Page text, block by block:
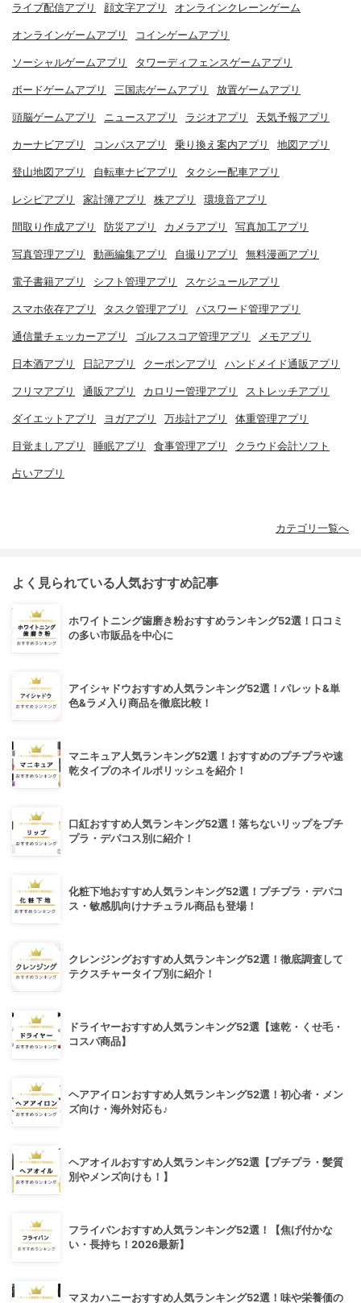
ライブ配信アプリ 顔文字アプリ オンラインクレーンゲーム
オンラインゲームアプリ コインゲームアプリ
ソーシャルゲームアプリ タワーディフェンスゲームアプリ
ボードゲームアプリ 三国志ゲームアプリ 放置ゲームアプリ
頭脳ゲームアプリ ニュースアプリ ラジオアプリ 天気予報アプリ
カーナビアプリ コンパスアプリ 乗り換え案内アプリ 地図アプリ
登山地図アプリ 自転車ナビアプリ タクシー配車アプリ
レシピアプリ 家計簿アプリ 株アプリ 環境音アプリ
間取り作成アプリ 防災アプリ カメラアプリ 写真加工アプリ
写真管理アプリ 動画編集アプリ 自撮りアプリ 無料漫画アプリ
電子書籍アプリ シフト管理アプリ スケジュールアプリ
スマホ依存アプリ タスク管理アプリ パスワード管理アプリ
通信量チェッカーアプリ ゴルフスコア管理アプリ メモアプリ
日本酒アプリ 日記アプリ クーポンアプリ ハンドメイド通販アプリ
フリマアプリ 通販アプリ カロリー管理アプリ ストレッチアプリ
ダイエットアプリ ヨガアプリ 万歩計アプリ 体重管理アプリ
目覚ましアプリ 睡眠アプリ 食事管理アプリ クラウド会計ソフト
占いアプリ
カテゴリ一覧へ
よく見られている人気おすすめ記事
ホワイトニング歯磨き粉おすすめランキング52選！口コミ
の多い市販品を中心に
アイシャドウおすすめ人気ランキング52選！パレット&単
色&ラメ入り商品を徹底比較！
マニキュア人気ランキング52選！おすすめのプチプラや速
乾タイプのネイルポリッシュを紹介！
口紅おすすめ人気ランキング52選！落ちないリップをプチ
プラ・デパコス別に紹介！
化粧下地おすすめ人気ランキング52選！プチプラ・デパコ
ス・敏感肌向けナチュラル商品も登場！
クレンジングおすすめ人気ランキング52選！徹底調査して
テクスチャータイプ別に紹介！
ドライヤーおすすめ人気ランキング52選【速乾・くせ毛・
コスパ商品】
ヘアアイロンおすすめ人気ランキング52選！初心者・メン
ズ向け・海外対応も♪
ヘアオイルおすすめ人気ランキング52選【プチプラ・髪質
別やメンズ向けも！】
フライパンおすすめ人気ランキング52選！【焦げ付かな
い・長持ち！2026最新】
マヌカハニーおすすめ人気ランキング52選！味や栄養価の